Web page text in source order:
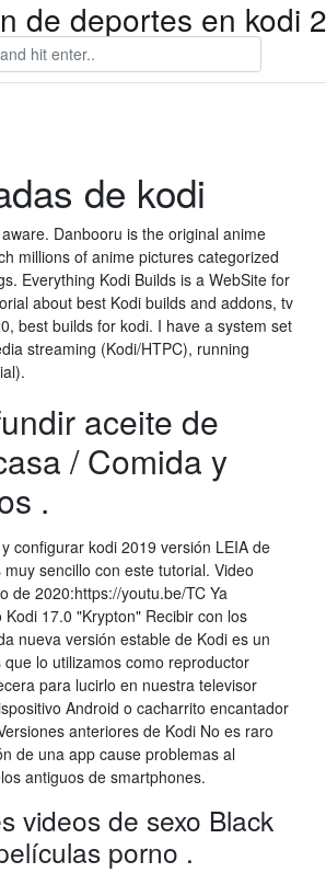
de deportes en kodi
de kodi
Danbooru is the original anime
millions of anime pictures categorized
Everything Kodi Builds is a WebSite for
about best Kodi builds and addons, tv
best builds for kodi. I have a system set
streaming (Kodi/HTPC), running
aceite de
/ Comida y
.
configurar kodi 2019 versión LEIA de
sencillo con este tutorial. Video
de 2020:https://youtu.be/TC Ya
17.0 "Krypton" Recibir con los
nueva versión estable de Kodi es un
lo utilizamos como reproductor
para lucirlo en nuestra televisor
Android o cacharrito encantador
anteriores de Kodi No es raro
de una app cause problemas al
antiguos de smartphones.
videos de sexo Black
porno .